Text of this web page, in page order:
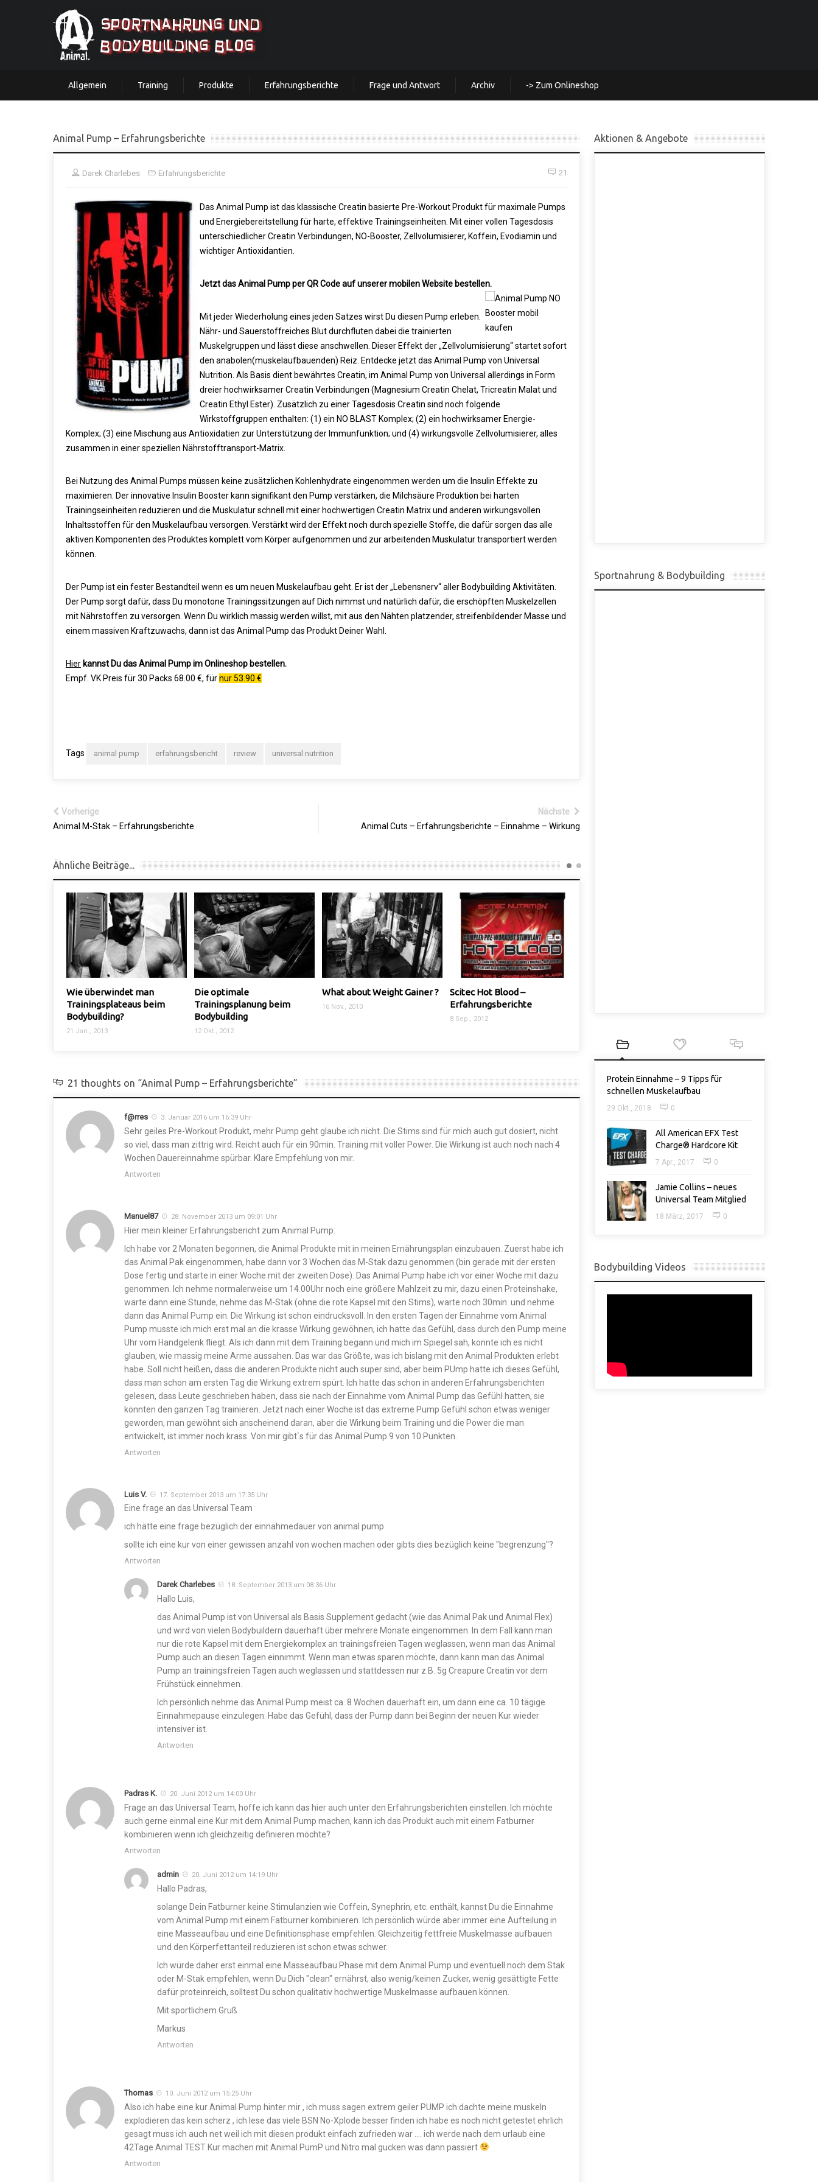
Allgemein Training Produkte Erfahrungsberichte Frage und Antwort Archiv -> Zum Onlineshop
Animal Pump – Erfahrungsberichte
Darek Charlebes Erfahrungsberichte 21
Das Animal Pump ist das klassische Creatin basierte Pre-Workout Produkt für maximale Pumps
und Energiebereitstellung für harte, effektive Trainingseinheiten. Mit einer vollen Tagesdosis
unterschiedlicher Creatin Verbindungen, NO-Booster, Zellvolumisierer, Koffein, Evodiamin und
wichtiger Antioxidantien.
Jetzt das Animal Pump per QR Code auf unserer mobilen Website bestellen.
Mit jeder Wiederholung eines jeden Satzes wirst Du diesen Pump erleben.
Nähr- und Sauerstoffreiches Blut durchfluten dabei die trainierten
Muskelgruppen und lässt diese anschwellen. Dieser Effekt der „Zellvolumisierung“ startet sofort
den anabolen(muskelaufbauenden) Reiz. Entdecke jetzt das Animal Pump von Universal
Nutrition. Als Basis dient bewährtes Creatin, im Animal Pump von Universal allerdings in Form
dreier hochwirksamer Creatin Verbindungen (Magnesium Creatin Chelat, Tricreatin Malat und
Creatin Ethyl Ester). Zusätzlich zu einer Tagesdosis Creatin sind noch folgende
Wirkstoffgruppen enthalten: (1) ein NO BLAST Komplex; (2) ein hochwirksamer Energie-
Komplex; (3) eine Mischung aus Antioxidatien zur Unterstützung der Immunfunktion; und (4) wirkungsvolle Zellvolumisierer, alles
zusammen in einer speziellen Nährstofftransport-Matrix.
Bei Nutzung des Animal Pumps müssen keine zusätzlichen Kohlenhydrate eingenommen werden um die Insulin Effekte zu
maximieren. Der innovative Insulin Booster kann signifikant den Pump verstärken, die Milchsäure Produktion bei harten
Trainingseinheiten reduzieren und die Muskulatur schnell mit einer hochwertigen Creatin Matrix und anderen wirkungsvollen
Inhaltsstoffen für den Muskelaufbau versorgen. Verstärkt wird der Effekt noch durch spezielle Stoffe, die dafür sorgen das alle
aktiven Komponenten des Produktes komplett vom Körper aufgenommen und zur arbeitenden Muskulatur transportiert werden
können.
Der Pump ist ein fester Bestandteil wenn es um neuen Muskelaufbau geht. Er ist der „Lebensnerv“ aller Bodybuilding Aktivitäten.
Der Pump sorgt dafür, dass Du monotone Trainingssitzungen auf Dich nimmst und natürlich dafür, die erschöpften Muskelzellen
mit Nährstoffen zu versorgen. Wenn Du wirklich massig werden willst, mit aus den Nähten platzender, streifenbildender Masse und
einem massiven Kraftzuwachs, dann ist das Animal Pump das Produkt Deiner Wahl.
Hier kannst Du das Animal Pump im Onlineshop bestellen.
Empf. VK Preis für 30 Packs 68.00 €, fürnur 53.90 €
Tags animal pump erfahrungsbericht review universal nutrition
Vorherige
Animal M-Stak – Erfahrungsberichte
Nächste
Animal Cuts – Erfahrungsberichte – Einnahme – Wirkung
Ähnliche Beiträge...
Die optimale
Trainingsplanung beim
Bodybuilding
12 Okt., 2012
What about Weight Gainer ?
16 Nov., 2010
Scitec Hot Blood –
Erfahrungsberichte
Bodybuilding Stars der Szene
16 Feb., 2011
21 thoughts on “Animal Pump – Erfahrungsberichte”
f@rres 3. Januar 2016 um 16:39 Uhr
Sehr geiles Pre-Workout Produkt, mehr Pump geht glaube ich nicht. Die Stims sind für mich auch gut dosiert, nicht
so viel, dass man zittrig wird. Reicht auch für ein 90min. Training mit voller Power. Die Wirkung ist auch noch nach 4
Wochen Dauereinnahme spürbar. Klare Empfehlung von mir.
Antworten
Manuel87 28. November 2013 um 09:01 Uhr
Hier mein kleiner Erfahrungsbericht zum Animal Pump:
Ich habe vor 2 Monaten begonnen, die Animal Produkte mit in meinen Ernährungsplan einzubauen. Zuerst habe ich
das Animal Pak eingenommen, habe dann vor 3 Wochen das M-Stak dazu genommen (bin gerade mit der ersten
Dose fertig und starte in einer Woche mit der zweiten Dose). Das Animal Pump habe ich vor einer Woche mit dazu
genommen. Ich nehme normalerweise um 14.00Uhr noch eine größere Mahlzeit zu mir, dazu einen Proteinshake,
warte dann eine Stunde, nehme das M-Stak (ohne die rote Kapsel mit den Stims), warte noch 30min. und nehme
dann das Animal Pump ein. Die Wirkung ist schon eindrucksvoll. In den ersten Tagen der Einnahme vom Animal
Pump musste ich mich erst mal an die krasse Wirkung gewöhnen, ich hatte das Gefühl, dass durch den Pump meine
Uhr vom Handgelenk fliegt. Als ich dann mit dem Training begann und mich im Spiegel sah, konnte ich es nicht
glauben, wie massig meine Arme aussahen. Das war das Größte, was ich bislang mit den Animal Produkten erlebt
habe. Soll nicht heißen, dass die anderen Produkte nicht auch super sind, aber beim PUmp hatte ich dieses Gefühl,
dass man schon am ersten Tag die Wirkung extrem spürt. Ich hatte das schon in anderen Erfahrungsberichten
gelesen, dass Leute geschrieben haben, dass sie nach der Einnahme vom Animal Pump das Gefühl hatten, sie
könnten den ganzen Tag trainieren. Jetzt nach einer Woche ist das extreme Pump Gefühl schon etwas weniger
geworden, man gewöhnt sich anscheinend daran, aber die Wirkung beim Training und die Power die man
entwickelt, ist immer noch krass. Von mir gibt´s für das Animal Pump 9 von 10 Punkten.
Antworten
Luis V. 17. September 2013 um 17:35 Uhr
Eine frage an das Universal Team
ich hätte eine frage bezüglich der einnahmedauer von animal pump
sollte ich eine kur von einer gewissen anzahl von wochen machen oder gibts dies bezüglich keine "begrenzung"?
Antworten
Darek Charlebes 18. September 2013 um 08:36 Uhr
Hallo Luis,
das Animal Pump ist von Universal als Basis Supplement gedacht (wie das Animal Pak und Animal Flex)
und wird von vielen Bodybuildern dauerhaft über mehrere Monate eingenommen. In dem Fall kann man
nur die rote Kapsel mit dem Energiekomplex an trainingsfreien Tagen weglassen, wenn man das Animal
Pump auch an diesen Tagen einnimmt. Wenn man etwas sparen möchte, dann kann man das Animal
Pump an trainingsfreien Tagen auch weglassen und stattdessen nur z.B. 5g Creapure Creatin vor dem
Frühstück einnehmen.
Ich persönlich nehme das Animal Pump meist ca. 8 Wochen dauerhaft ein, um dann eine ca. 10 tägige
Einnahmepause einzulegen. Habe das Gefühl, dass der Pump dann bei Beginn der neuen Kur wieder
intensiver ist.
Antworten
Padras K. 20. Juni 2012 um 14:00 Uhr
Frage an das Universal Team, hoffe ich kann das hier auch unter den Erfahrungsberichten einstellen. Ich möchte
auch gerne einmal eine Kur mit dem Animal Pump machen, kann ich das Produkt auch mit einem Fatburner
kombinieren wenn ich gleichzeitig definieren möchte?
Antworten
admin 20. Juni 2012 um 14:19 Uhr
Hallo Padras,
solange Dein Fatburner keine Stimulanzien wie Coffein, Synephrin, etc. enthält, kannst Du die Einnahme
vom Animal Pump mit einem Fatburner kombinieren. Ich persönlich würde aber immer eine Aufteilung in
eine Masseaufbau und eine Definitionsphase empfehlen. Gleichzeitig fettfreie Muskelmasse aufbauen
und den Körperfettanteil reduzieren ist schon etwas schwer.
Ich würde daher erst einmal eine Masseaufbau Phase mit dem Animal Pump und eventuell noch dem Stak
oder M-Stak empfehlen, wenn Du Dich "clean" ernährst, also wenig/keinen Zucker, wenig gesättigte Fette
dafür proteinreich, solltest Du schon qualitativ hochwertige Muskelmasse aufbauen können.
Mit sportlichem Gruß
Markus
Antworten
Thomas 10. Juni 2012 um 15:25 Uhr
Also ich habe eine kur Animal Pump hinter mir , ich muss sagen extrem geiler PUMP ich dachte meine muskeln
explodieren das kein scherz , ich lese das viele BSN No-Xplode besser finden ich habe es noch nicht getestet ehrlich
gesagt muss ich auch net weil ich mit diesen produkt einfach zufrieden war …. ich werde nach dem urlaub eine
42Tage Animal TEST Kur machen mit Animal PumP und Nitro mal gucken was dann passiert
Antworten
Aktionen & Angebote
Sportnahrung & Bodybuilding
Protein Einnahme – 9 Tipps für
schnellen Muskelaufbau
29 Okt., 2018 0
All American EFX Test
Charge® Hardcore Kit
7 Apr., 2017 0
Jamie Collins – neues
Universal Team Mitglied
18 März, 2017 0
Bodybuilding Videos